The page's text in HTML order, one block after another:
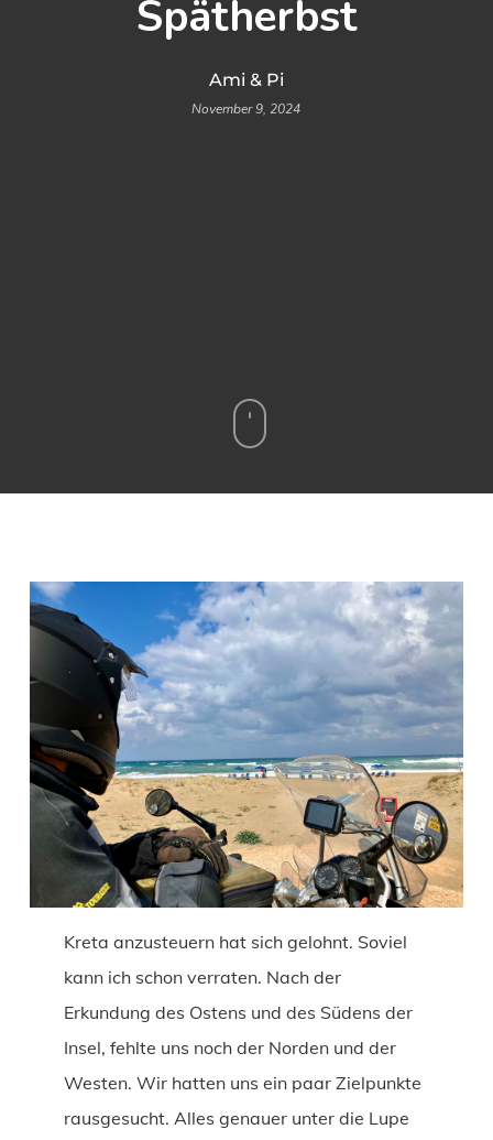
Spätherbst
Ami & Pi
November 9, 2024
Kreta anzusteuern hat sich gelohnt. Soviel
kann ich schon verraten. Nach der
Erkundung des Ostens und des Südens der
Insel, fehlte uns noch der Norden und der
Westen. Wir hatten uns ein paar Zielpunkte
rausgesucht. Alles genauer unter die Lupe